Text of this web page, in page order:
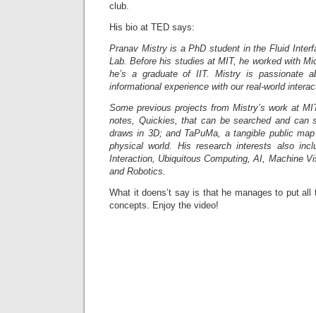
club.
His bio at TED says:
Pranav Mistry is a PhD student in the Fluid
Lab. Before his studies at MIT, he worked with
he’s a graduate of IIT. Mistry is passionate
informational experience with our real-world
Some previous projects from Mistry’s work at
notes, Quickies, that can be searched and can
draws in 3D; and TaPuMa, a tangible public
physical world. His research interests also
Interaction, Ubiquitous Computing, AI, Machine
and Robotics.
What it doens’t say is that he manages to put
concepts. Enjoy the video!